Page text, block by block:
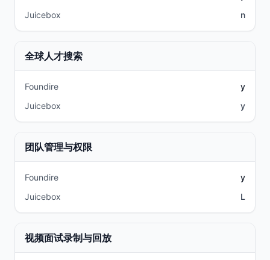
Juicebox
n
全球人才搜索
Foundire
y
Juicebox
y
团队管理与权限
Foundire
y
Juicebox
L
视频面试录制与回放